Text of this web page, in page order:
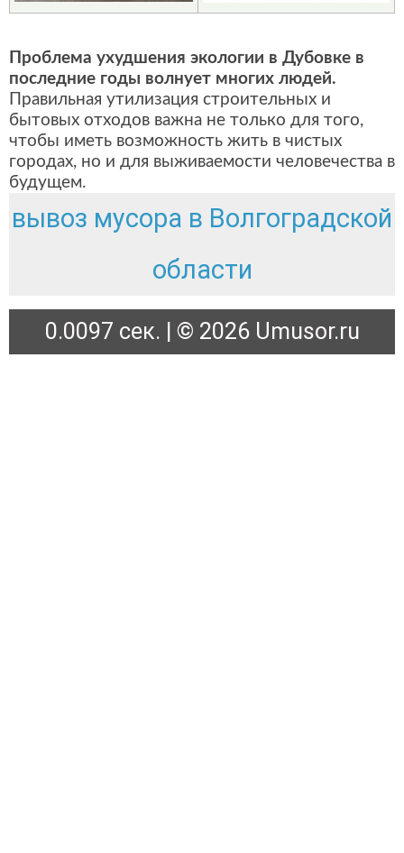
Проблема ухудшения экологии в Дубовке в
последние годы волнует многих людей.
Правильная утилизация строительных и
бытовых отходов важна не только для того,
чтобы иметь возможность жить в чистых
городах, но и для выживаемости человечества в
будущем.
вывоз мусора в Волгоградской
области
0.0097 сек. | © 2026 Umusor.ru